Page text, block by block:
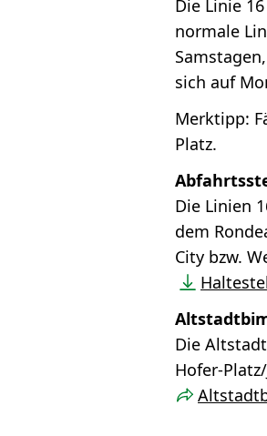
Die Linie
normale
sich auf
Merktipp:
Platz.
Die Linien
dem
City bzw.
Die
Hofer-